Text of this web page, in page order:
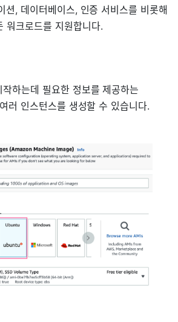
션, 데이터베이스, 인증 서비스를 비롯해
워크로드를 지원합니다.
하는데 필요한 정보를 제공하는
러 인스턴스를 생성할 수 있습니다.